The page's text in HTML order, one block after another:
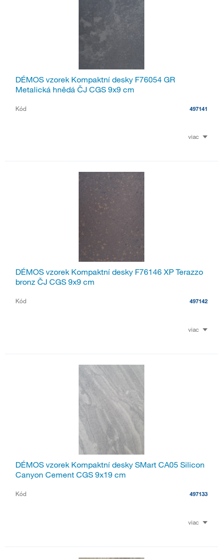
DÉMOS vzorek Kompaktní desky F76054 GR
Metalická hnědá ČJ CGS 9x9 cm
Kód 497141
viac
DÉMOS vzorek Kompaktní desky F76146 XP Terazzo
bronz ČJ CGS 9x9 cm
Kód 497142
viac
DÉMOS vzorek Kompaktní desky SMart CA05 Silicon
Canyon Cement CGS 9x19 cm
Kód 497133
viac